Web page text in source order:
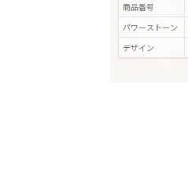
商品番号
パワーストーン
デザイン